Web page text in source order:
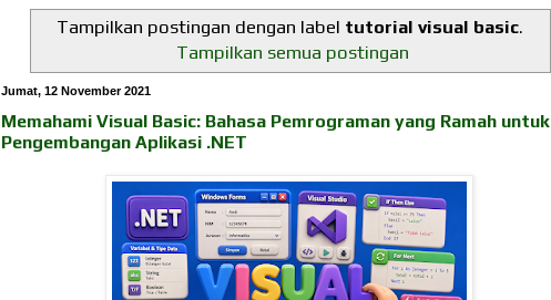
Tampilkan postingan dengan label tutorial visual basic.
Tampilkan semua postingan
Jumat, 12 November 2021
Memahami Visual Basic: Bahasa Pemrograman yang Ramah untuk
Pengembangan Aplikasi .NET